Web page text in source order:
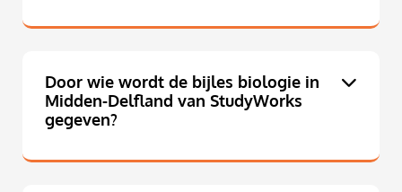
Door wie wordt de bijles biologie in
Midden-Delfland van StudyWorks
gegeven?